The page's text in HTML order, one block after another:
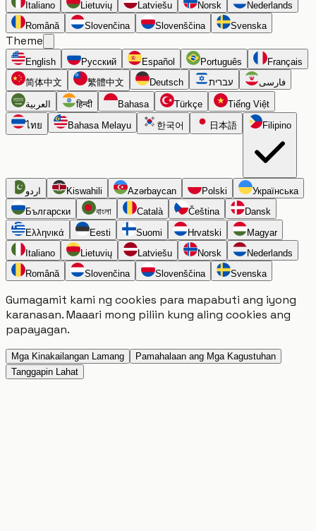
Italiano
Lietuvių Latviešu Norsk
Nederlands
Română
Slovenčina Slovenščina Svenska
Theme
English Русский Español Português
Français
简体中文
繁體中文 Deutsch עברית فارسی
العربية हिन्दी Bahasa Türkçe
Tiếng Việt
ไทย
Bahasa Melayu 한국어 日本語 Filipino
اردو Kiswahili Azərbaycan Polski
Українська
Български
বাংলা Català Čeština
Dansk
Ελληνικά
Eesti Suomi Hrvatski
Magyar
Italiano
Lietuvių Latviešu Norsk
Nederlands
Română
Slovenčina Slovenščina Svenska
Gumagamit kami ng cookies para mapabuti ang iyong
karanasan. Maaari mong piliin kung aling cookies ang
papayagan.
Mga Kinakailangan Lamang
Pamahalaan ang Mga Kagustuhan
Tanggapin Lahat